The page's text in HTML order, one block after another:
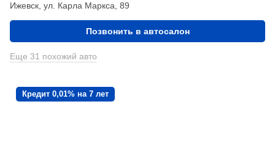
Ижевск, ул. Карла Маркса, 89
Позвонить в автосалон
Еще 31 похожий авто
Кредит 0,01% на 7 лет